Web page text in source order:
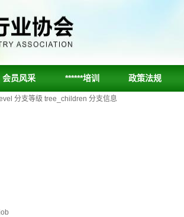
会员风采 ******培训 政策法规
分支等级 tree_children 分支信息